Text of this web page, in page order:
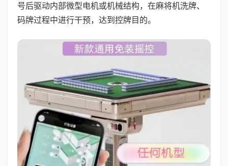
号后驱动内部微型电机或机械结构，在麻将机洗牌、
码牌过程中进行干预，达到控牌目的。